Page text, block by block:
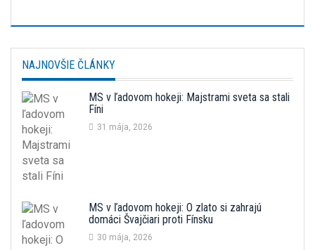
NAJNOVŠIE ČLÁNKY
MS v ľadovom hokeji: Majstrami sveta sa stali
Fíni
31 mája, 2026
MS v ľadovom hokeji: O zlato si zahrajú
domáci Švajčiari proti Fínsku
30 mája, 2026